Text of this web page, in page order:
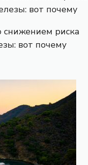
снижением риска
вот почему